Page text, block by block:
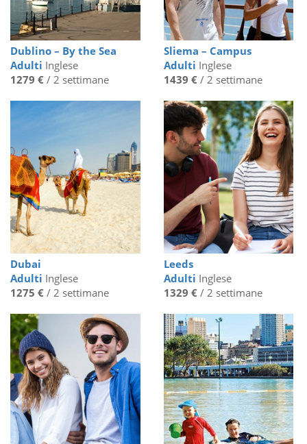
Dublino – By the Sea
Adulti Inglese
1279 € / 2 settimane
Sliema – Campus
Adulti Inglese
1439 €/ 2 settimane
Dubai
Adulti Inglese
1275 € / 2 settimane
Leeds
Adulti Inglese
1329 €/ 2 settimane